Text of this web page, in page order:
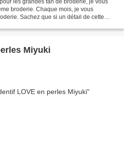
broderie. Chaque mois, je vous
Sachez que si un détail de cette
Miyuki